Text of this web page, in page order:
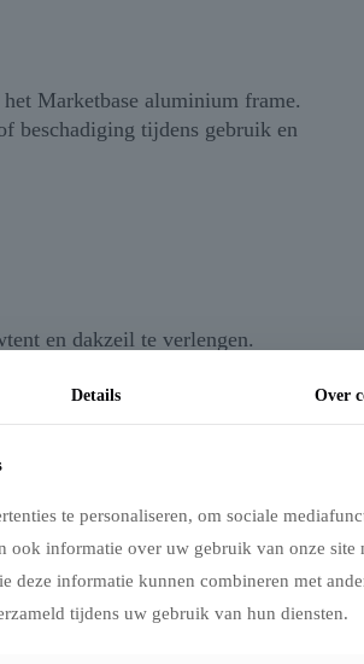
Marketbase aluminium frame.
beschadiging tijdens gebruik en
en dakzeil te verlengen.
Details Over
te personaliseren, om sociale
ook informatie over uw gebruik van onze site
deze informatie kunnen combineren met
tijdens uw gebruik van hun diensten.